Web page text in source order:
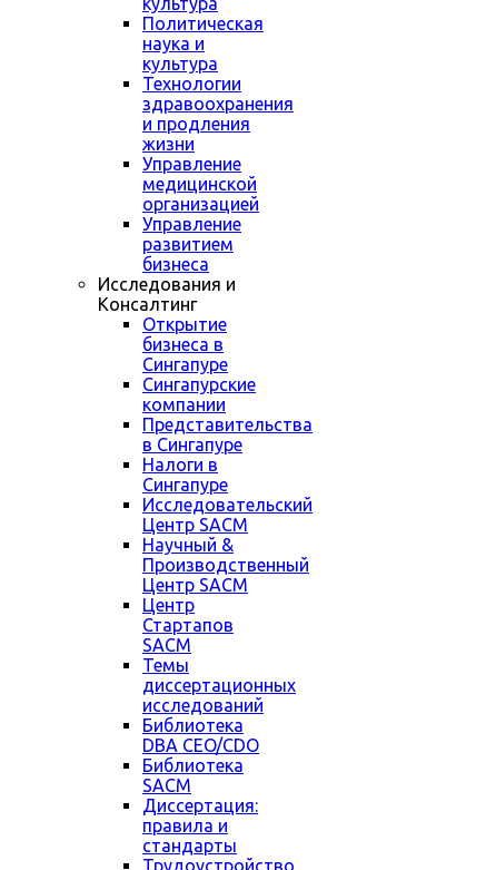
Политическая
наука и
культура
Технологии
здравоохранения
и продления
жизни
Управление
медицинской
организацией
Управление
развитием
бизнеса
Исследования и
Консалтинг
Открытие
бизнеса в
Сингапуре
Сингапурские
компании
Представительства
в Сингапуре
Налоги в
Сингапуре
Исследовательский
Центр SACM
Научный &
Производственный
Центр SACM
Центр
Стартапов
SACM
Темы
диссертационных
исследований
Библиотека
DBA CEO/CDO
Библиотека
SACM
Диссертация:
правила и
стандарты
Трудоустройство